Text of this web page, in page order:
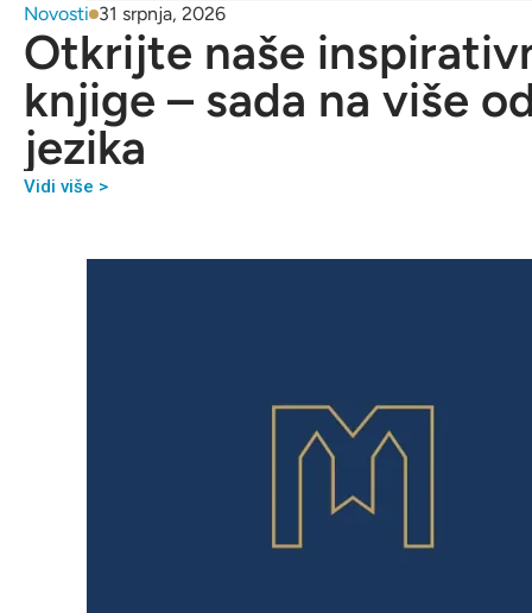
Novosti 31 srpnja, 2026
Otkrijte naše
knjige – sada na više
jezika
Vidi više >